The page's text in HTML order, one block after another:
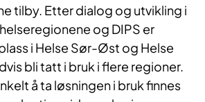
tilby. Etter dialog og utvikling i
og DIPS er
i Helse Sør-Øst og Helse
bli tatt i bruk i flere regioner.
å ta løsningen i bruk finnes